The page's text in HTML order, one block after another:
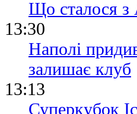
Що сталося з
13:30
Наполі
залишає клуб
13:13
Суперкубок